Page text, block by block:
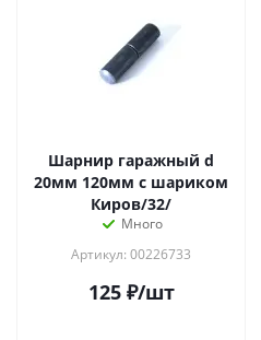
Шарнир гаражный d
20мм 120мм с шариком
Киров/32/
Много
Артикул: 00226733
125₽/шт